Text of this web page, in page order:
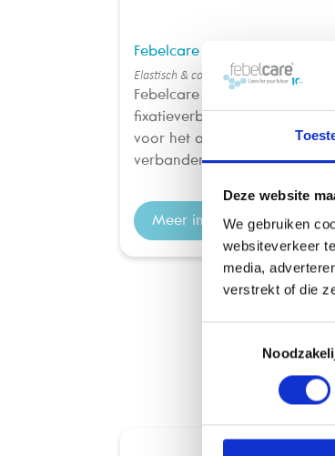
Deze website
We gebruiken
websiteverkeer
media,
verstrekt of die
Febelcare Haft 8cmx20m
Elastisch & cohesief fixatieverband
Febelcare Haft is een elastisch
fixatieverband dat uitermate
voor het aanleggen van alle
verbanden, in het bijzonder
Meer info